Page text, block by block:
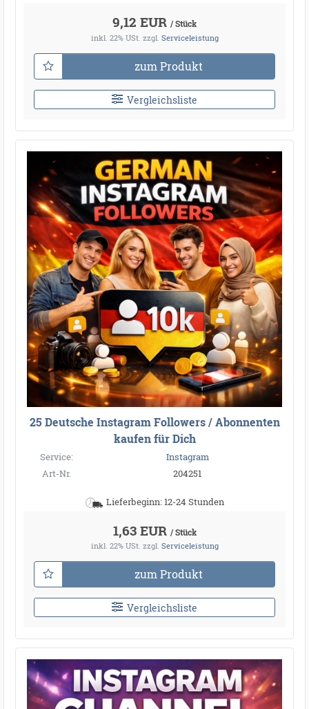
9,12 EUR / Stück
inkl. 22% USt. zzgl. Serviceleistung
zum Produkt
Vergleichsliste
25 Deutsche Instagram Followers / Abonnenten
kaufen für Dich
Service:
Instagram
Art-Nr.
204251
Lieferbeginn: 12-24 Stunden
1,63 EUR / Stück
inkl. 22% USt. zzgl. Serviceleistung
zum Produkt
Vergleichsliste